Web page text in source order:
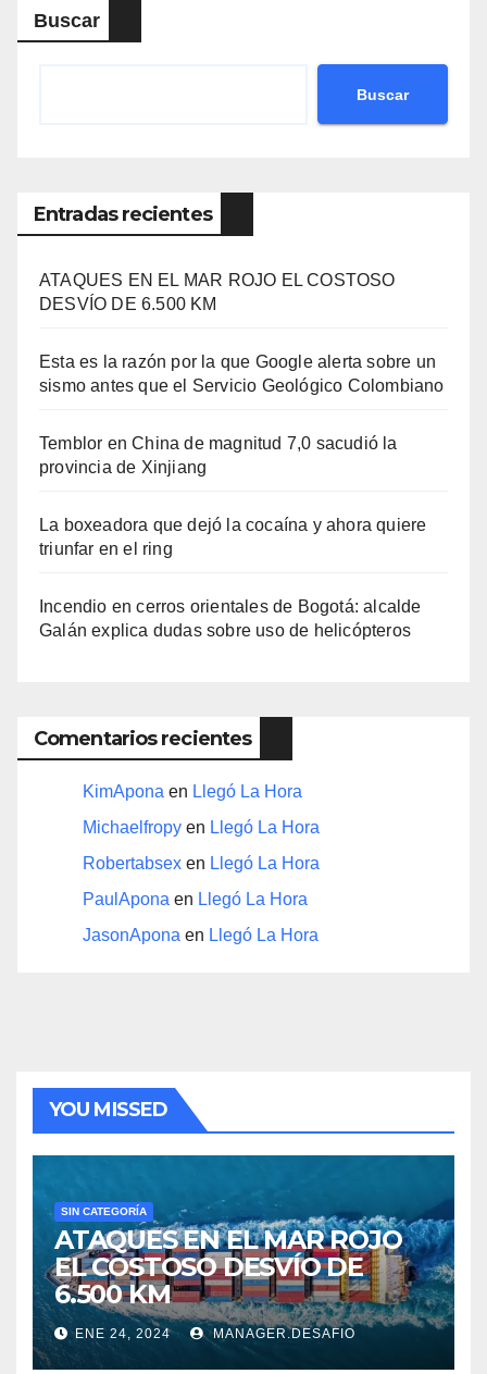
Buscar
Buscar
Entradas recientes
ATAQUES EN EL MAR ROJO EL COSTOSO
DESVÍO DE 6.500 KM
Esta es la razón por la que Google alerta sobre un
sismo antes que el Servicio Geológico Colombiano
Temblor en China de magnitud 7,0 sacudió la
provincia de Xinjiang
La boxeadora que dejó la cocaína y ahora quiere
triunfar en el ring​
Incendio en cerros orientales de Bogotá: alcalde
Galán explica dudas sobre uso de helicópteros
Comentarios recientes
KimApona en Llegó La Hora
Michaelfropy en Llegó La Hora
Robertabsex en Llegó La Hora
PaulApona en Llegó La Hora
JasonApona en Llegó La Hora
YOU MISSED
SIN CATEGORÍA
ATAQUES EN EL MAR ROJO
EL COSTOSO DESVÍO DE
6.500 KM
ENE 24, 2024 MANAGER.DESAFIO